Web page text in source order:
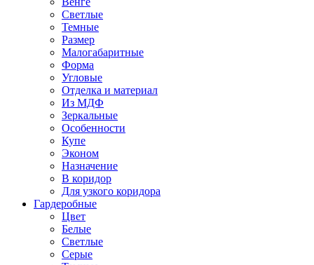
Светлые
Темные
Размер
Малогабаритные
Форма
Угловые
Отделка и материал
Из МДФ
Зеркальные
Особенности
Купе
Эконом
Назначение
В коридор
Для узкого коридора
Гардеробные
Цвет
Белые
Светлые
Серые